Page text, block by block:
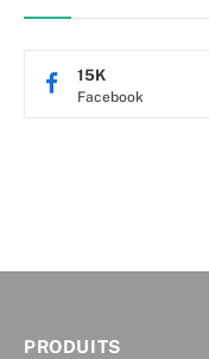
Facebook
15K
PRODUITS